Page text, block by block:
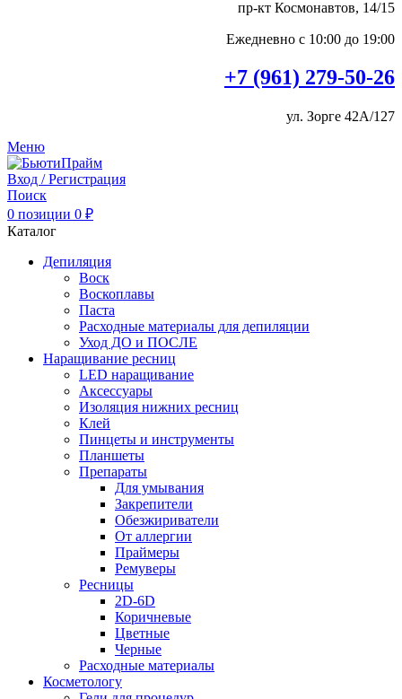
пр-кт Космонавтов, 14/15
Ежедневно с 10:00 до 19:00
+7 (961) 279-50-26
ул. Зорге 42А/127
Меню
Вход / Регистрация
Поиск
0 позиции 0 ₽
Каталог
Депиляция
Воск
Воскоплавы
Паста
Расходные материалы для депиляции
Уход ДО и ПОСЛЕ
Наращивание ресниц
LED наращивание
Аксессуары
Изоляция нижних ресниц
Клей
Пинцеты и инструменты
Планшеты
Препараты
Для умывания
Закрепители
Обезжириватели
От аллергии
Праймеры
Ремуверы
Ресницы
2D-6D
Коричневые
Цветные
Черные
Расходные материалы
Косметологу